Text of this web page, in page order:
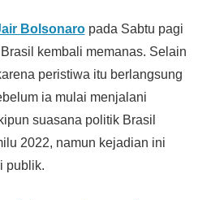
Bolsonaropada Sabtu pagi
kembali memanas. Selain
peristiwa itu berlangsung
ia mulai menjalani
suasana politik Brasil
2022, namun kejadian ini
publik.